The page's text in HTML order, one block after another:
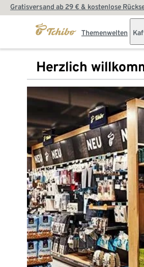
Gratisversand ab 29 € & kostenlose
Themenwelten
Herzlich